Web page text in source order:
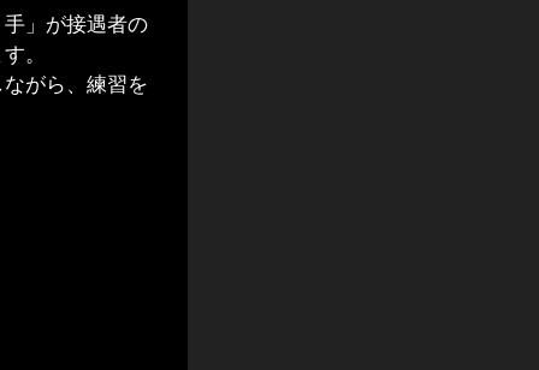
」が接遇者の
。
がら、練習を